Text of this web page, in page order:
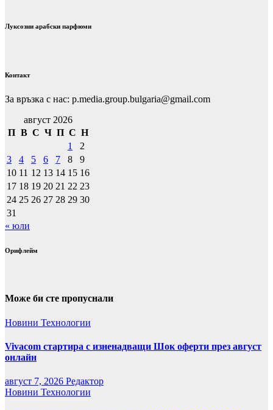
Луксозни арабски парфюми
Контакт
За връзка с нас: p.media.group.bulgaria@gmail.com
август 2026
П В С Ч П С Н
1
2
3
4 5 6 7 8
9
10 11 12 13 14 15 16
17 18 19 20 21 22 23
24 25 26 27 28 29 30
31
« юли
Орифлейм
Може би сте пропуснали
Новини Технологии
Vivacom стартира с изненадващи Шок оферти през август
онлайн
август 7, 2026 Редактор
Новини Технологии